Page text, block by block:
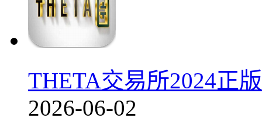
THETA交易所2024正
2026-06-02